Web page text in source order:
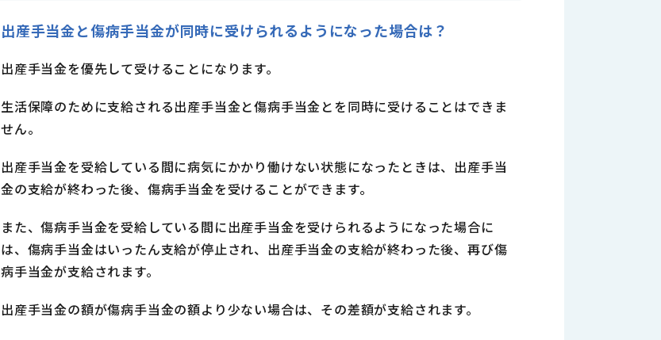
出産手当金と傷病手当金が同時に受けられるようになった場合は？
出産手当金を優先して受けることになります。
生活保障のために支給される出産手当金と傷病手当金とを同時に受けることはできま
せん。
出産手当金を受給している間に病気にかかり働けない状態になったときは、出産手当
金の支給が終わった後、傷病手当金を受けることができます。
また、傷病手当金を受給している間に出産手当金を受けられるようになった場合に
は、傷病手当金はいったん支給が停止され、出産手当金の支給が終わった後、再び傷
病手当金が支給されます。
出産手当金の額が傷病手当金の額より少ない場合は、その差額が支給されます。